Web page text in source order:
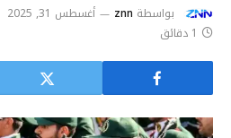
بواسطة znn أغسطس 31, 2025
1 دقائق